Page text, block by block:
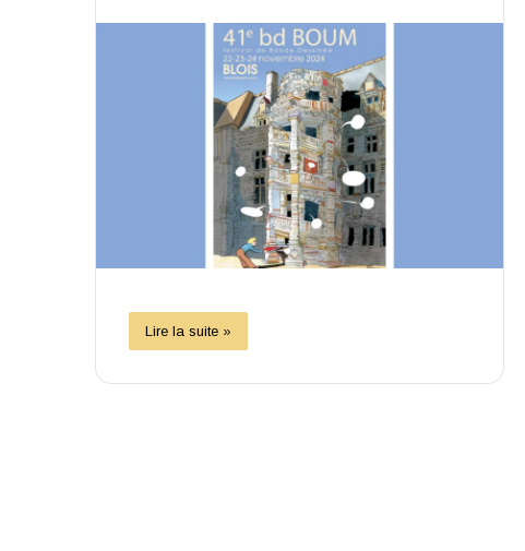
Lire la suite »